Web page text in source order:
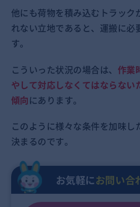
他にも荷物を積み込むトラック
れない立地であると、運搬に必
す。
こういった状況の場合は、 作業
やして対応しなくてはならない
傾向にあります。
このように様々な条件を加味し
決まるのです。
お気軽にお問い合